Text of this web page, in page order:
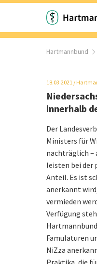
Hartmannbund
18.03.2021 /
innerhalb
Der
Ministers für
nachträglich –
leisten bei der
Anteil. Es ist
anerkannt
vermieden
Verfügung
Famulaturen
NiZza
Praktika, die